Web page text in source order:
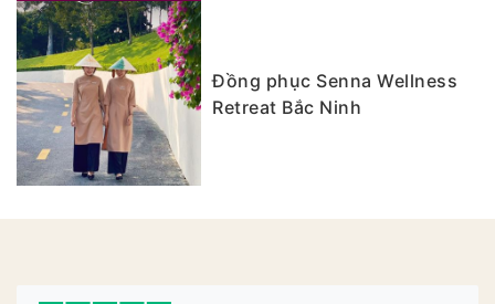
Đồng phục Senna Wellness
Retreat Bắc Ninh